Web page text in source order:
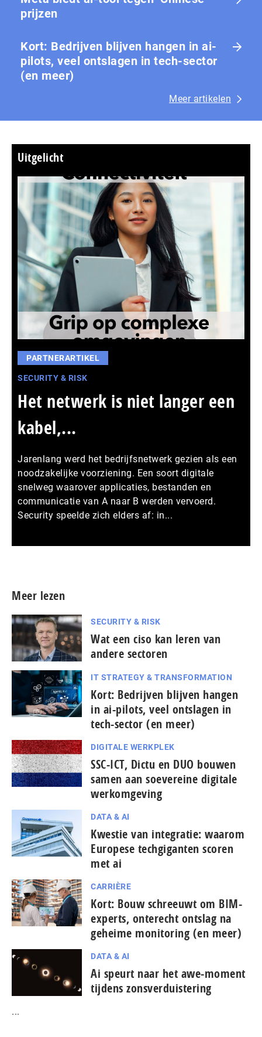
prijzen
Kort: Bedrijven blijven hangen in ai-
pilots, veel ontslagen in tech-sector
(en meer)
Meer artikelen
Uitgelicht
PARTNERARTIKEL
SECURITY & RISK
Het netwerk is niet langer een
kabel,...
Jarenlang werd het bedrijfsnetwerk gezien als een
noodzakelijke voorziening. Een soort digitale
snelweg waarover applicaties, bestanden en
communicatie van A naar B werden vervoerd.
Security speelde zich elders af: in...
Meer lezen
SECURITY & RISK
Wat een ciso kan leren van
andere sectoren
IT STRATEGY & TRANSFORMATION
Kort: Bedrijven blijven hangen
in ai-pilots, veel ontslagen in
tech-sector (en meer)
DIGITALE WERKPLEK
SSC-ICT, Dictu en DUO bouwen
samen aan soevereine digitale
werkomgeving
DATA & AI
Kwestie van integratie: waarom
Europese tech­gi­gan­ten scoren
met ai
CARRIÈRE
Kort: Bouw schreeuwt om BIM-
experts, onterecht ontslag na
geheime monitoring (en meer)
DATA & AI
Ai speurt naar het awe-moment
tijdens zonsverduistering
...